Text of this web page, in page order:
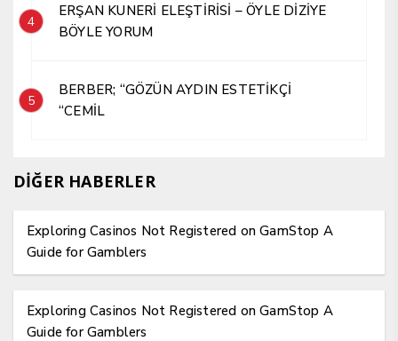
4
ERŞAN KUNERİ ELEŞTİRİSİ – ÖYLE DİZİYE
BÖYLE YORUM
5
BERBER; “GÖZÜN AYDIN ESTETİKÇİ
“CEMİL
DİĞER HABERLER
Exploring Casinos Not Registered on GamStop A
Guide for Gamblers
Exploring Casinos Not Registered on GamStop A
Guide for Gamblers